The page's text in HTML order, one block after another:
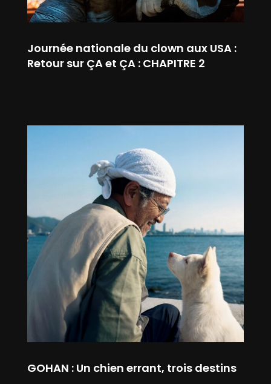
Journée nationale du clown aux USA :
Retour sur ÇA et ÇA : CHAPITRE 2
GOHAN : Un chien errant, trois destins